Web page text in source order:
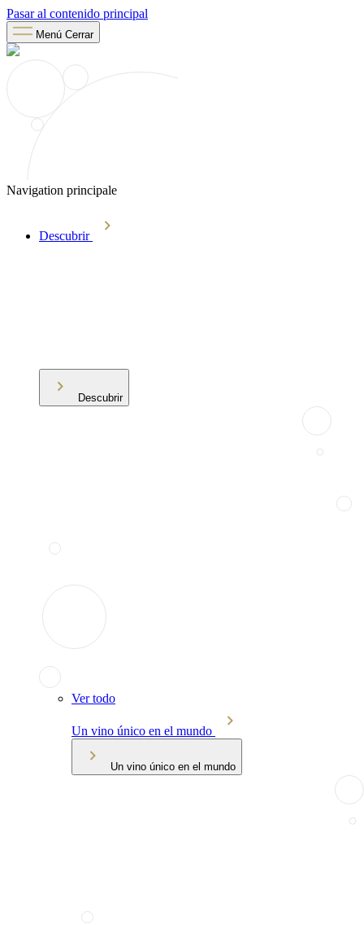
Pasar al contenido principal
Menú Cerrar
Navigation principale
Descubrir
Descubrir
Ver todo
Un vino único en el mundo
Un vino único en el mundo